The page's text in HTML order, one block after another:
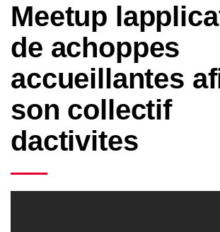
Meetup
de achoppes
accueillantes
son collectif
dactivites